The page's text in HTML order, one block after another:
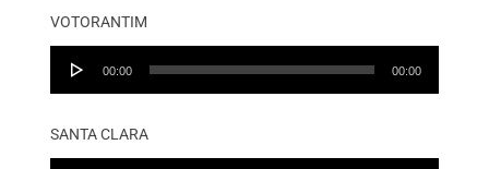
VOTORANTIM
Audio
00:00 00:00
SANTA CLARA